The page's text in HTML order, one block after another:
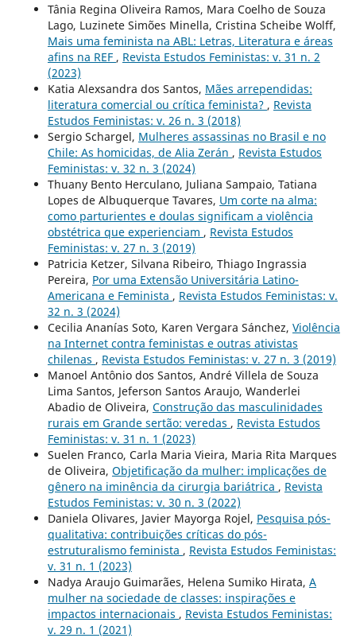
Tânia Regina Oliveira Ramos, Mara Coelho de Souza
Lago, Luzinete Simões Minella, Cristina Scheibe Wolff,
Mais uma feminista na ABL: Letras, Literatura e áreas
afins na REF , Revista Estudos Feministas: v. 31 n. 2
(2023)
Katia Alexsandra dos Santos, Mães arrependidas:
literatura comercial ou crítica feminista? , Revista
Estudos Feministas: v. 26 n. 3 (2018)
Sergio Schargel, Mulheres assassinas no Brasil e no
Chile: As homicidas, de Alia Zerán , Revista Estudos
Feministas: v. 32 n. 3 (2024)
Thuany Bento Herculano, Juliana Sampaio, Tatiana
Lopes de Albuquerque Tavares, Um corte na alma:
como parturientes e doulas significam a violência
obstétrica que experienciam , Revista Estudos
Feministas: v. 27 n. 3 (2019)
Patricia Ketzer, Silvana Ribeiro, Thiago Ingrassia
Pereira, Por uma Extensão Universitária Latino-
Americana e Feminista , Revista Estudos Feministas: v.
32 n. 3 (2024)
Cecilia Ananías Soto, Karen Vergara Sánchez, Violência
na Internet contra feministas e outras ativistas
chilenas , Revista Estudos Feministas: v. 27 n. 3 (2019)
Manoel Antônio dos Santos, André Villela de Souza
Lima Santos, Jeferson Santos Araujo, Wanderlei
Abadio de Oliveira, Construção das masculinidades
rurais em Grande sertão: veredas , Revista Estudos
Feministas: v. 31 n. 1 (2023)
Suelen Franco, Carla Maria Vieira, Maria Rita Marques
de Oliveira, Objetificação da mulher: implicações de
gênero na iminência da cirurgia bariátrica , Revista
Estudos Feministas: v. 30 n. 3 (2022)
Daniela Olivares, Javier Mayorga Rojel, Pesquisa pós-
qualitativa: contribuições críticas do pós-
estruturalismo feminista , Revista Estudos Feministas:
v. 31 n. 1 (2023)
Nadya Araujo Guimarães, Helena Sumiko Hirata, A
mulher na sociedade de classes: inspirações e
impactos internacionais , Revista Estudos Feministas:
v. 29 n. 1 (2021)